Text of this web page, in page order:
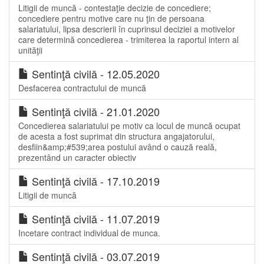
Litigii de muncă - contestaţie decizie de concediere;
concediere pentru motive care nu ţin de persoana
salariatului, lipsa descrierii în cuprinsul deciziei a motivelor
care determină concedierea - trimiterea la raportul intern al
unităţii
Sentinţă civilă - 12.05.2020
Desfacerea contractului de muncă
Sentinţă civilă - 21.01.2020
Concedierea salariatului pe motiv ca locul de muncă ocupat
de acesta a fost suprimat din structura angajatorului,
desfiin&amp;#539;area postului având o cauză reală,
prezentând un caracter obiectiv
Sentinţă civilă - 17.10.2019
Litigii de muncă
Sentinţă civilă - 11.07.2019
Incetare contract individual de munca.
Sentinţă civilă - 03.07.2019